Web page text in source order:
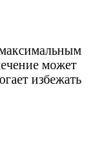
может
избежать